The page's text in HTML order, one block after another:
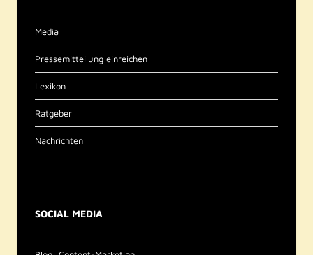
Media
Pressemitteilung einreichen
Lexikon
Ratgeber
Nachrichten
SOCIAL MEDIA